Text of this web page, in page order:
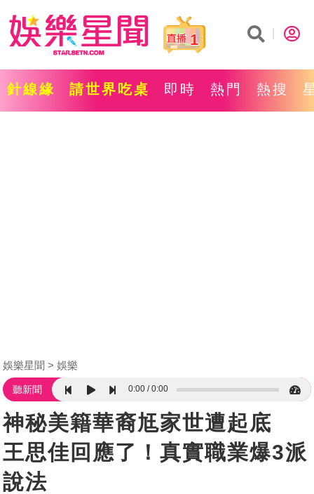
1
針線緣 請世界吃桌 即時 熱門 熱搜
娛樂星聞 娛樂
聽新聞 0:00 0:00
神秘美籍華裔尪家世遭起底
王思佳回應了！真實職業爆3派
說法